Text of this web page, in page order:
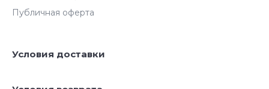
Публичная оферта
Условия доставки